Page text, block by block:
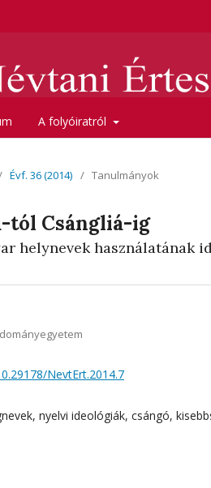
A folyóiratról
Évf. 36 (2014) / Tanulmányok
tól Csángliá-ig
helynevek használatának
NevtErt.2014.7
nyelvi ideológiák, csángó,